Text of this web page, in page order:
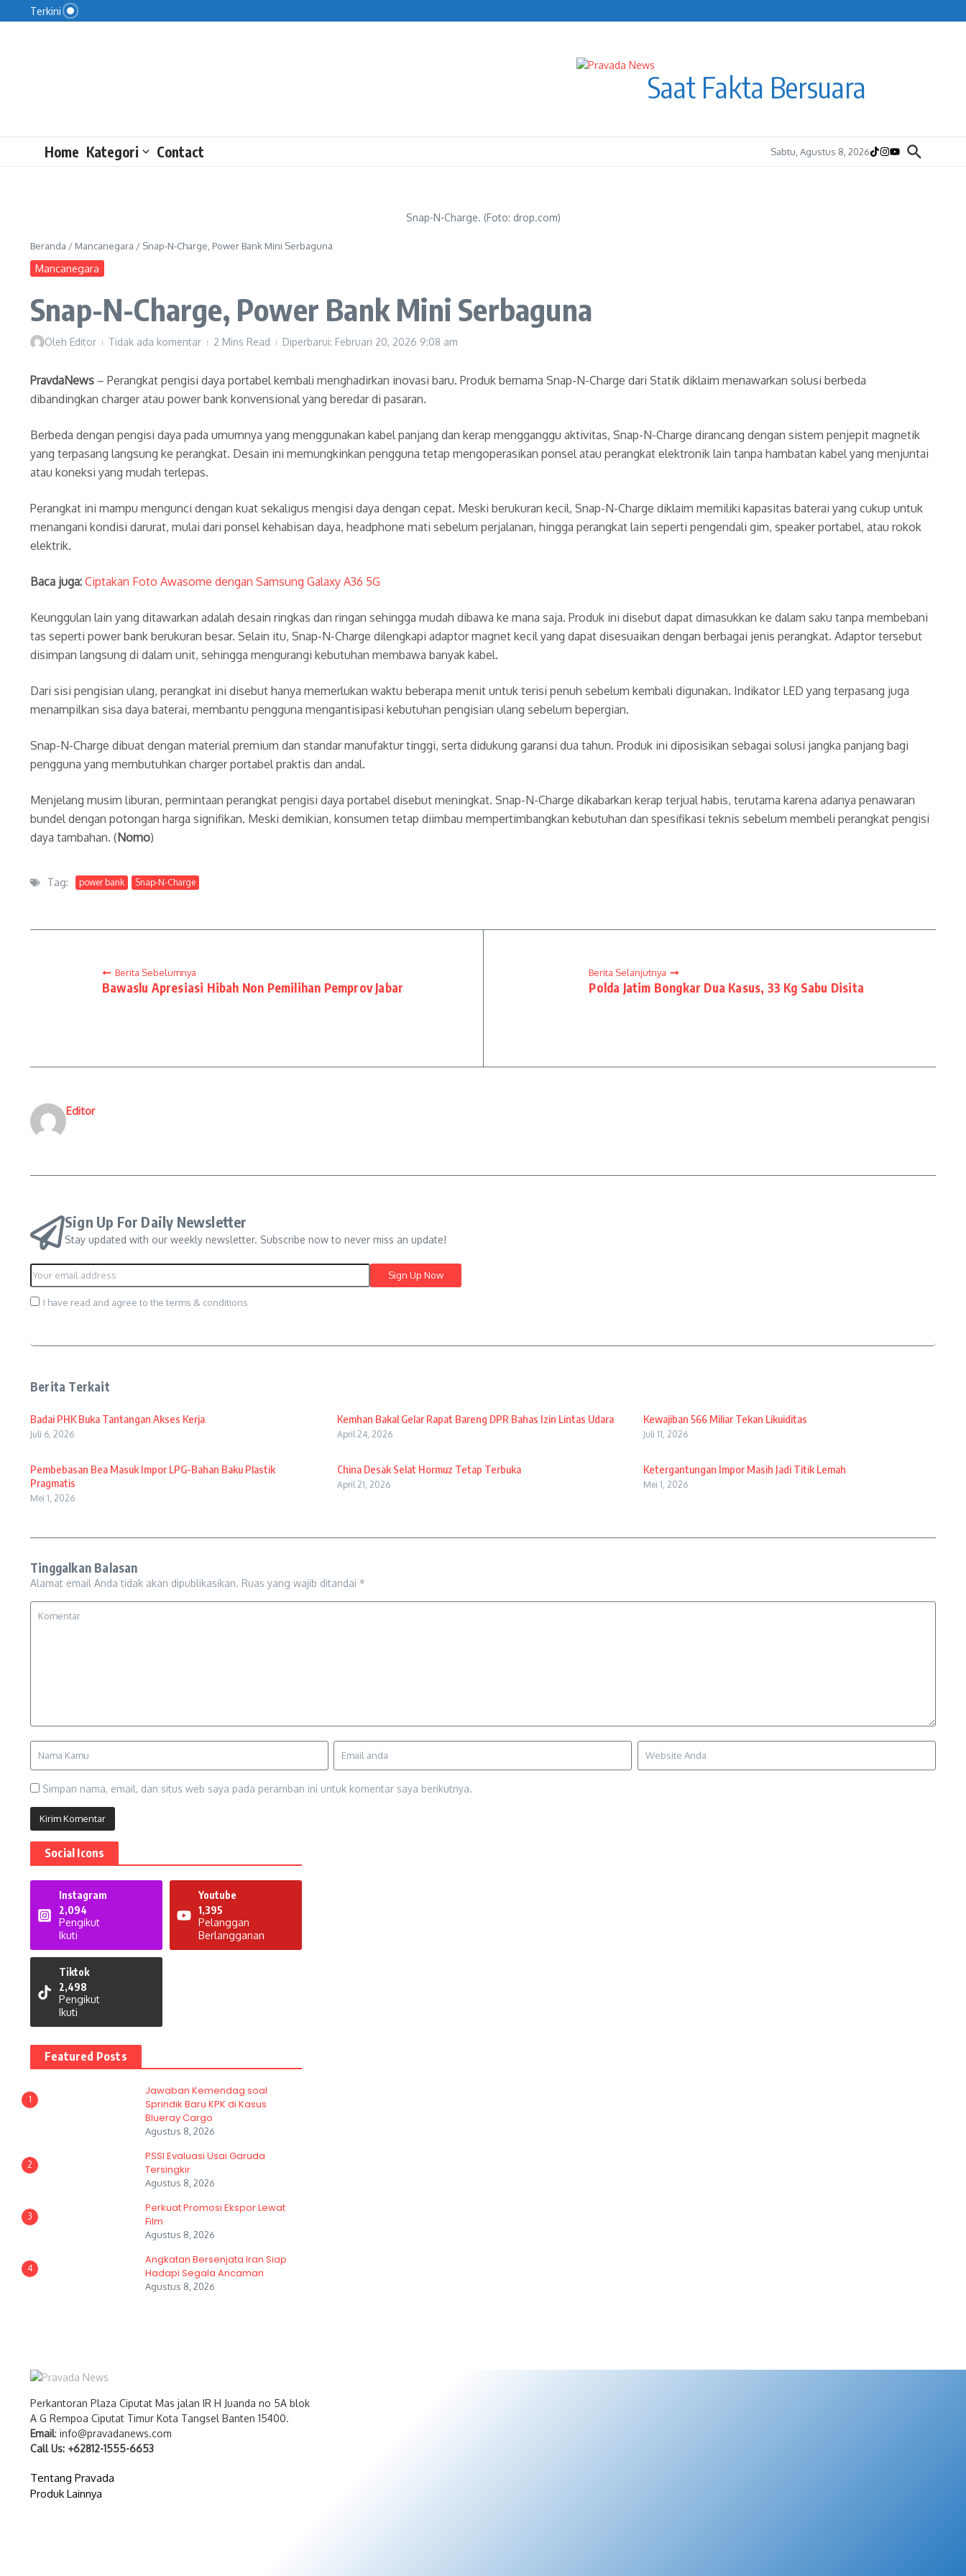
Lewati ke konten
Terkini
Saat Fakta Bersuara
Home Kategori Contact Sabtu, Agustus 8, 2026
Snap-N-Charge. (Foto: drop.com)
Beranda / Mancanegara / Snap-N-Charge, Power Bank Mini Serbaguna
Mancanegara
Snap-N-Charge, Power Bank Mini Serbaguna
Oleh Editor Tidak ada komentar 2 Mins Read Diperbarui: Februari 20, 2026 9:08 am
PravdaNews – Perangkat pengisi daya portabel kembali menghadirkan inovasi baru. Produk bernama Snap-N-Charge dari Statik diklaim menawarkan solusi berbeda
dibandingkan charger atau power bank konvensional yang beredar di pasaran.
Berbeda dengan pengisi daya pada umumnya yang menggunakan kabel panjang dan kerap mengganggu aktivitas, Snap-N-Charge dirancang dengan sistem penjepit magnetik
yang terpasang langsung ke perangkat. Desain ini memungkinkan pengguna tetap mengoperasikan ponsel atau perangkat elektronik lain tanpa hambatan kabel yang menjuntai
atau koneksi yang mudah terlepas.
Perangkat ini mampu mengunci dengan kuat sekaligus mengisi daya dengan cepat. Meski berukuran kecil, Snap-N-Charge diklaim memiliki kapasitas baterai yang cukup untuk
menangani kondisi darurat, mulai dari ponsel kehabisan daya, headphone mati sebelum perjalanan, hingga perangkat lain seperti pengendali gim, speaker portabel, atau rokok
elektrik.
Baca juga: Ciptakan Foto Awasome dengan Samsung Galaxy A36 5G
Keunggulan lain yang ditawarkan adalah desain ringkas dan ringan sehingga mudah dibawa ke mana saja. Produk ini disebut dapat dimasukkan ke dalam saku tanpa membebani
tas seperti power bank berukuran besar. Selain itu, Snap-N-Charge dilengkapi adaptor magnet kecil yang dapat disesuaikan dengan berbagai jenis perangkat. Adaptor tersebut
disimpan langsung di dalam unit, sehingga mengurangi kebutuhan membawa banyak kabel.
Dari sisi pengisian ulang, perangkat ini disebut hanya memerlukan waktu beberapa menit untuk terisi penuh sebelum kembali digunakan. Indikator LED yang terpasang juga
menampilkan sisa daya baterai, membantu pengguna mengantisipasi kebutuhan pengisian ulang sebelum bepergian.
Snap-N-Charge dibuat dengan material premium dan standar manufaktur tinggi, serta didukung garansi dua tahun. Produk ini diposisikan sebagai solusi jangka panjang bagi
pengguna yang membutuhkan charger portabel praktis dan andal.
Menjelang musim liburan, permintaan perangkat pengisi daya portabel disebut meningkat. Snap-N-Charge dikabarkan kerap terjual habis, terutama karena adanya penawaran
bundel dengan potongan harga signifikan. Meski demikian, konsumen tetap diimbau mempertimbangkan kebutuhan dan spesifikasi teknis sebelum membeli perangkat pengisi
daya tambahan. (Nomo)
Tag: power bank Snap-N-Charge
Berita Sebelumnya
Bawaslu Apresiasi Hibah Non Pemilihan Pemprov Jabar
Berita Selanjutnya
Polda Jatim Bongkar Dua Kasus, 33 Kg Sabu Disita
Editor
Sign Up For Daily Newsletter
Stay updated with our weekly newsletter. Subscribe now to never miss an update!
I have read and agree to the terms & conditions
Berita Terkait
Badai PHK Buka Tantangan Akses Kerja
Juli 6, 2026
Kemhan Bakal Gelar Rapat Bareng DPR Bahas Izin Lintas Udara
April 24, 2026
Kewajiban 566 Miliar Tekan Likuiditas
Juli 11, 2026
Pembebasan Bea Masuk Impor LPG-Bahan Baku Plastik
Pragmatis
Mei 1, 2026
China Desak Selat Hormuz Tetap Terbuka
April 21, 2026
Ketergantungan Impor Masih Jadi Titik Lemah
Mei 1, 2026
Tinggalkan Balasan
Alamat email Anda tidak akan dipublikasikan. Ruas yang wajib ditandai *
Simpan nama, email, dan situs web saya pada peramban ini untuk komentar saya berikutnya.
Social Icons
Instagram
2,094
Pengikut
Ikuti
Youtube
1,395
Pelanggan
Berlangganan
Tiktok
2,498
Pengikut
Ikuti
Featured Posts
1
Jawaban Kemendag soal
Sprindik Baru KPK di Kasus
Blueray Cargo
Agustus 8, 2026
2
PSSI Evaluasi Usai Garuda
Tersingkir
Agustus 8, 2026
3
Perkuat Promosi Ekspor Lewat
Film
Agustus 8, 2026
4
Angkatan Bersenjata Iran Siap
Hadapi Segala Ancaman
Agustus 8, 2026
Perkantoran Plaza Ciputat Mas jalan IR H Juanda no 5A blok
A G Rempoa Ciputat Timur Kota Tangsel Banten 15400.
Email: info@pravadanews.com
Call Us: +62812-1555-6653
Tentang Pravada
Produk Lainnya